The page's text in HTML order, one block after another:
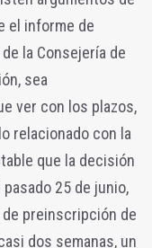
el informe de
la Consejería de
sea
ver con los plazos,
relacionado con la
que la decisión
25 de junio,
preinscripción de
dos semanas, un